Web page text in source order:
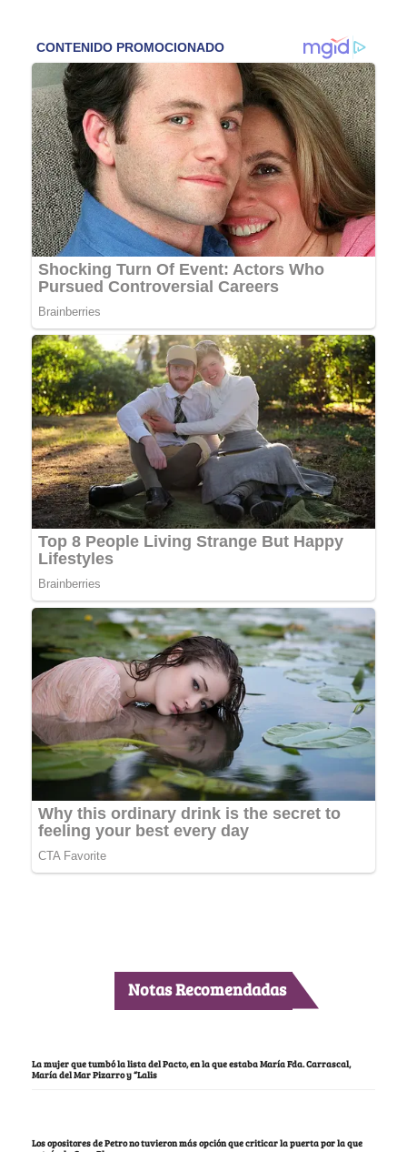
Notas Recomendadas
La mujer que tumbó la lista del Pacto, en la que estaba María Fda. Carrascal,
María del Mar Pizarro y “Lalis
Los opositores de Petro no tuvieron más opción que criticar la puerta por la que